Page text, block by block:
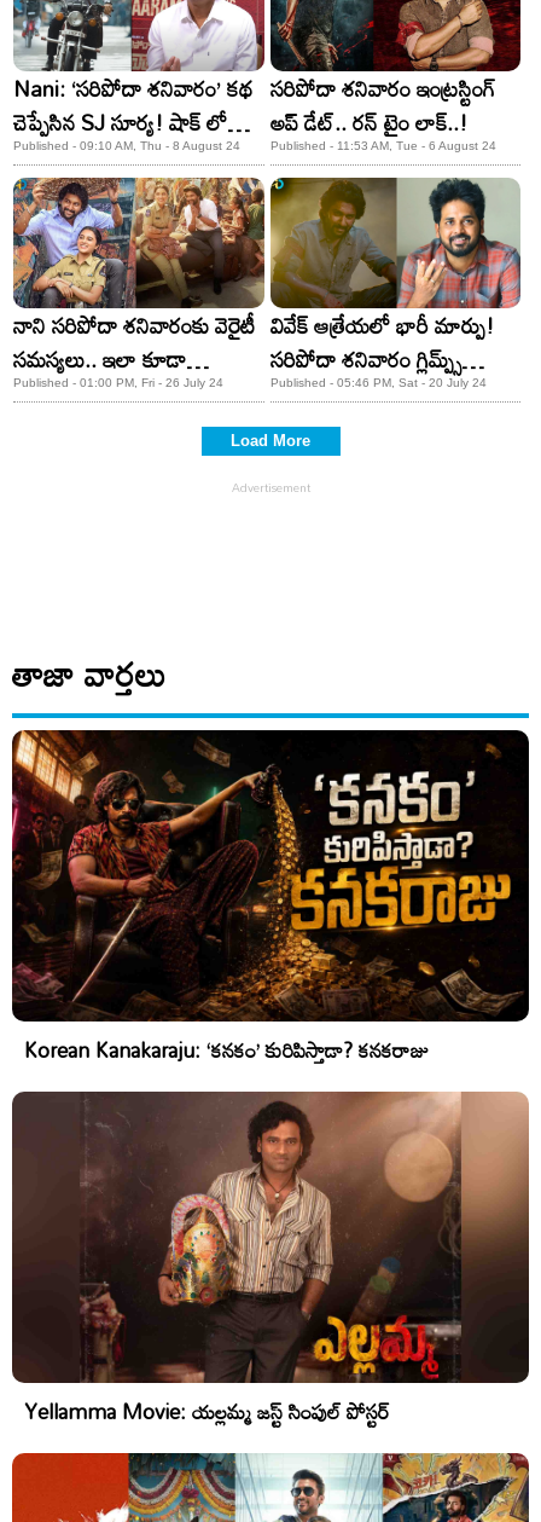
Nani: ‘సరిపోదా శనివారం’ కథ
చెప్పేసిన SJ సూర్య! షాక్ లో
ఫ్యాన్స్..
Published - 09:10 AM, Thu - 8 August 24
సరిపోదా శనివారం ఇంట్రస్టింగ్
అప్ డేట్.. రన్ టైం లాక్..!
Published - 11:53 AM, Tue - 6 August 24
నాని సరిపోదా శనివారంకు వెరైటీ
సమస్యలు.. ఇలా కూడా
జరుగుతుందా!
Published - 01:00 PM, Fri - 26 July 24
వివేక్ ఆత్రేయలో భారీ మార్పు!
సరిపోదా శనివారం గ్లిమ్ప్స్
సాక్ష్యం!
Published - 05:46 PM, Sat - 20 July 24
Load More
తాజా వార్తలు
Korean Kanakaraju: ‘కనకం’ కురిపిస్తాడా? కనకరాజు
Yellamma Movie: యల్లమ్మ జస్ట్ సింపుల్ పోస్టర్